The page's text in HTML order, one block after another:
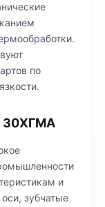
по
30ХГМА
и
зубчатые